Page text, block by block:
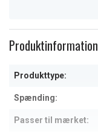
Produktinformation
Produkttype:
Spænding:
Passer til mærket: